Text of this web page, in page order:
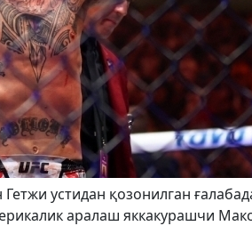
устидан қозонилган
аралаш яккакурашчи